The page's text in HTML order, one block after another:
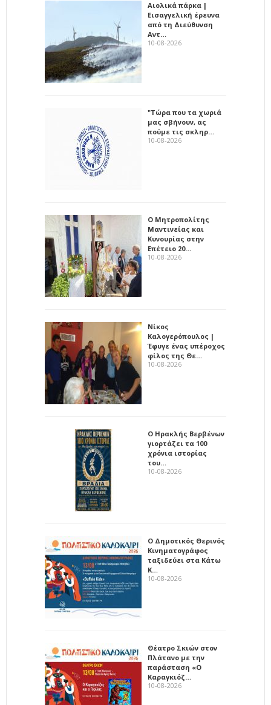
Αιολικά πάρκα |
Εισαγγελική έρευνα
από τη Διεύθυνση
Αντ…
10-08-2026
"Τώρα που τα χωριά
μας σβήνουν, ας
πούμε τις σκληρ…
10-08-2026
Ο Μητροπολίτης
Μαντινείας και
Κυνουρίας στην
Επέτειο 20…
10-08-2026
Νίκος
Καλογερόπουλος |
Έφυγε ένας υπέροχος
φίλος της Θε…
10-08-2026
Ο Ηρακλής Βερβένων
γιορτάζει τα 100
χρόνια ιστορίας
του…
10-08-2026
Ο Δημοτικός Θερινός
Κινηματογράφος
ταξιδεύει στα Κάτω
Κ…
10-08-2026
Θέατρο Σκιών στον
Πλάτανο με την
παράσταση «Ο
Καραγκιόζ…
10-08-2026